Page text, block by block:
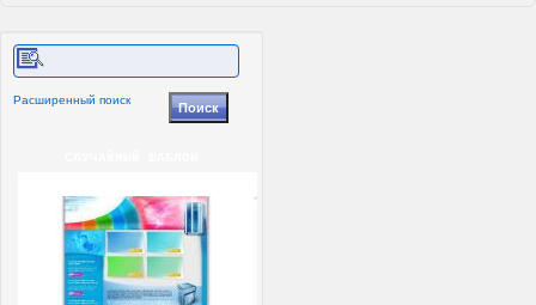
Расширенный поиск